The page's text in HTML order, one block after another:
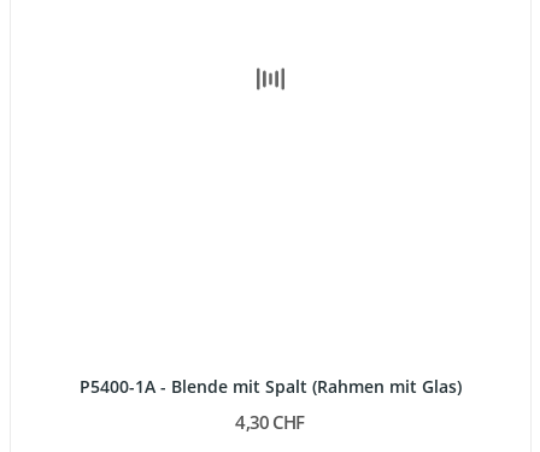
P5400-1A - Blende mit Spalt (Rahmen mit Glas)
4,30 CHF